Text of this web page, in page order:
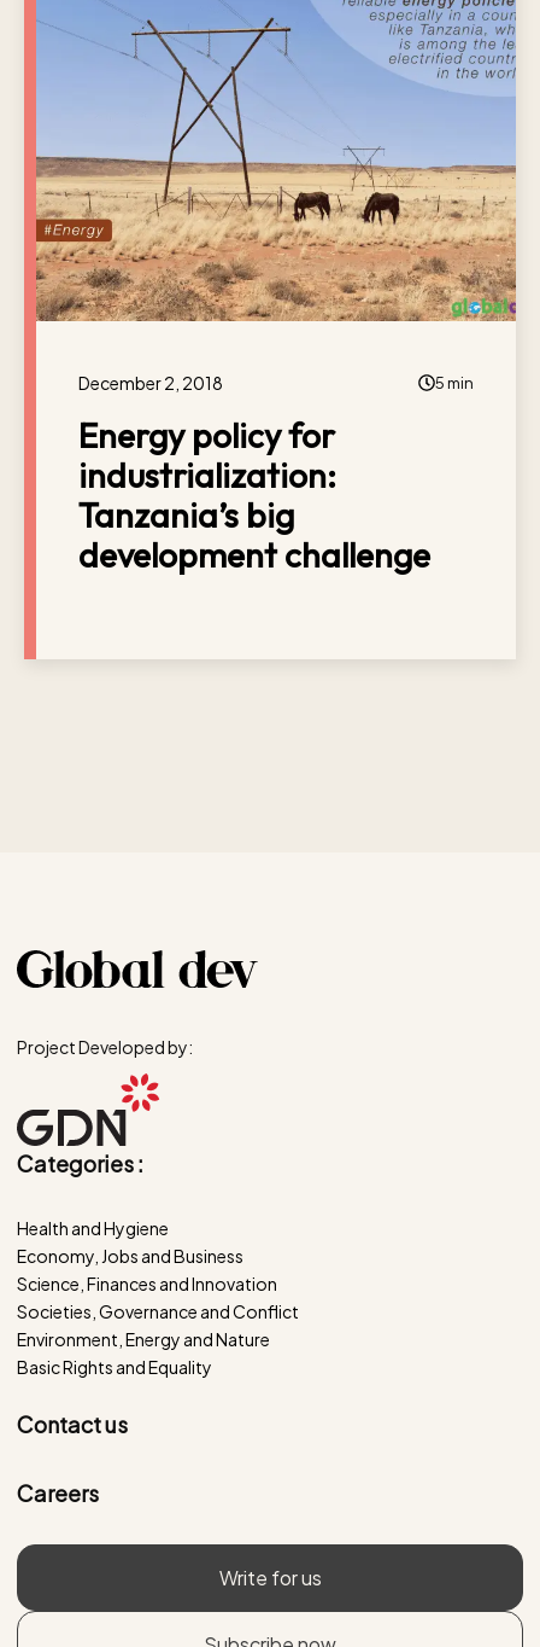
December 2, 2018 5 min
Energy policy for
industrialization:
Tanzania’s big
development challenge
Project Developed by:
Categories :
Health and Hygiene
Economy, Jobs and Business
Science, Finances and Innovation
Societies, Governance and Conflict
Environment, Energy and Nature
Basic Rights and Equality
Contact us
Careers
Write for us